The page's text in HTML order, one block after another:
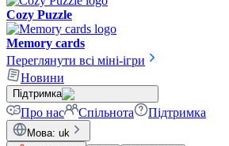
Cozy Puzzle
Memory cards
Переглянути всі міні-ігри
Новини
Підтримка
Про нас Спільнота Підтримка
Мова: uk